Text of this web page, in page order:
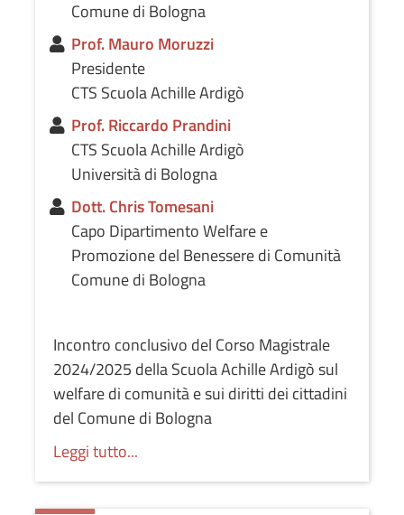
Comune di Bologna
Prof. Mauro Moruzzi
Presidente
CTS Scuola Achille Ardigò
Prof. Riccardo Prandini
CTS Scuola Achille Ardigò
Università di Bologna
Dott. Chris Tomesani
Capo Dipartimento Welfare e
Promozione del Benessere di Comunità
Comune di Bologna
Incontro conclusivo del Corso Magistrale
2024/2025 della Scuola Achille Ardigò sul
welfare di comunità e sui diritti dei cittadini
del Comune di Bologna
Leggi tutto...